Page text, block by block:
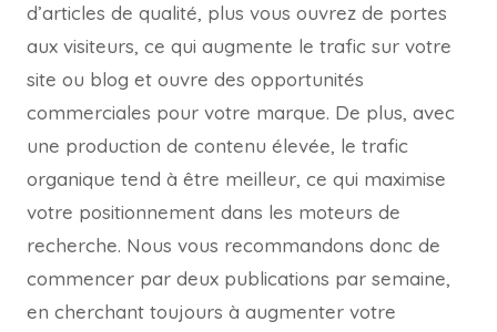
d’articles de qualité, plus vous ouvrez de portes
aux visiteurs, ce qui augmente le trafic sur votre
site ou blog et ouvre des opportunités
commerciales pour votre marque. De plus, avec
une production de contenu élevée, le trafic
organique tend à être meilleur, ce qui maximise
votre positionnement dans les moteurs de
recherche. Nous vous recommandons donc de
commencer par deux publications par semaine,
en cherchant toujours à augmenter votre